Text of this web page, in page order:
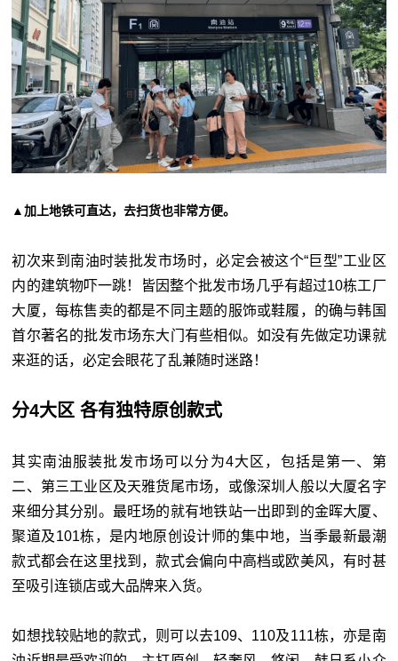
▲加上地铁可直达，去扫货也非常方便。
初次来到南油时装批发市场时，必定会被这个“巨型”工业区
内的建筑物吓一跳！皆因整个批发市场几乎有超过10栋工厂
大厦，每栋售卖的都是不同主题的服饰或鞋履，的确与韩国
首尔著名的批发市场东大门有些相似。如没有先做定功课就
来逛的话，必定会眼花了乱兼随时迷路！
分4大区 各有独特原创款式
其实南油服装批发市场可以分为4大区，包括是第一、第
二、第三工业区及天雅货尾市场，或像深圳人般以大厦名字
来细分其分别。最旺场的就有地铁站一出即到的金晖大厦、
聚道及101栋，是内地原创设计师的集中地，当季最新最潮
款式都会在这里找到，款式会偏向中高档或欧美风，有时甚
至吸引连锁店或大品牌来入货。
如想找较贴地的款式，则可以去109、110及111栋，亦是南